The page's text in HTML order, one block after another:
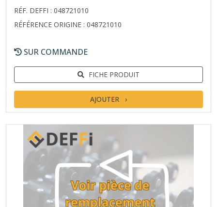
RÉF. DEFFI : 048721010
RÉFÉRENCE ORIGINE : 048721010
SUR COMMANDE
FICHE PRODUIT
AJOUTER